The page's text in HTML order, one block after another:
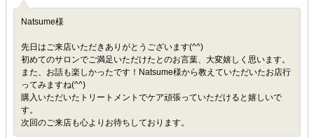
Natsume様
先日はご来店いただきありがとうございます(^^)
初めてのサロンでご満足いただけたとのお言葉、大変嬉しく思います。
また、お話も楽しかったです！Natsume様から教えていただいたお店行
ってみますね(^^)
購入いただいたトリートメントでケア頑張っていただけると嬉しいで
す。
次回のご来店も心よりお待ちしております。